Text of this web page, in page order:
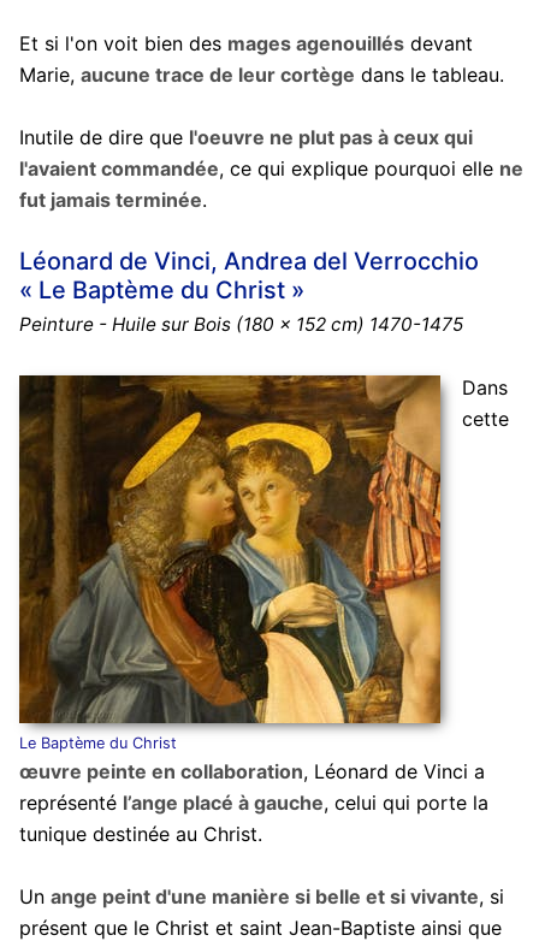
Et si l'on voit bien des mages agenouillésdevant
Marie, aucune trace de leur cortège dans le tableau.
Inutile de dire que l'oeuvre ne plut pas à ceux qui
l'avaient commandée, ce qui explique pourquoi elle ne
fut jamais terminée.
Léonard de Vinci, Andrea del Verrocchio
« Le Baptème du Christ »
Peinture - Huile sur Bois (180 x 152 cm) 1470-1475
Le Baptème du Christ
Dans
cette
œuvre peinte en collaboration, Léonard de Vinci a
représenté l’ange placé à gauche, celui qui porte la
tunique destinée au Christ.
Un ange peint d'une manière si belle et si vivante, si
présent que le Christ et saint Jean-Baptiste ainsi que